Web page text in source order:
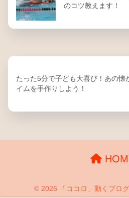
のコツ教えます！
たった5分で子ども大喜び！あの懐
イムを手作りしよう！
© 2026 「ココロ」動くブロ